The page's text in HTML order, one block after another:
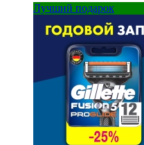
Лучший подарок